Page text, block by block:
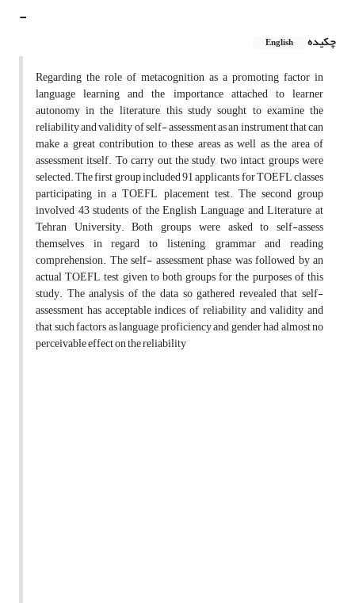
-
چکیده English
Regarding the role of metacognition as a promoting factor in
language learning and the importance attached to learner
autonomy in the literature, this study sought to examine the
reliability and validity of self- assessment as an instrument that can
make a great contribution to these areas as well as the area of
assessment itself. To carry out the study, two intact groups were
selected. The first group included 91 applicants for TOEFL classes
participating in a TOEFL placement test. The second group
involved 43 students of the English Language and Literature at
Tehran University. Both groups were asked to self-assess
themselves in regard to listening, grammar and reading
comprehension. The self- assessment phase was followed by an
actual TOEFL test given to both groups for the purposes of this
study. The analysis of the data so gathered revealed that self-
assessment has acceptable indices of reliability and validity and
that such factors as language proficiency and gender had almost no
perceivable effect on the reliability